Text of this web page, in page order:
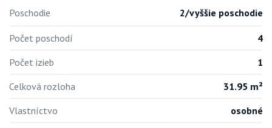
Poschodie 2/vyššie poschodie
Počet poschodí
4
Počet izieb
1
Celková rozloha
31.95 m²
Vlastníctvo
osobné